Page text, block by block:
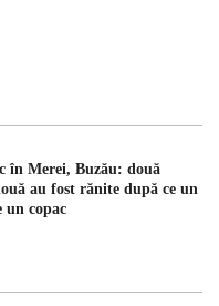
în Merei, Buzău: două
au fost rănite după ce un
un copac